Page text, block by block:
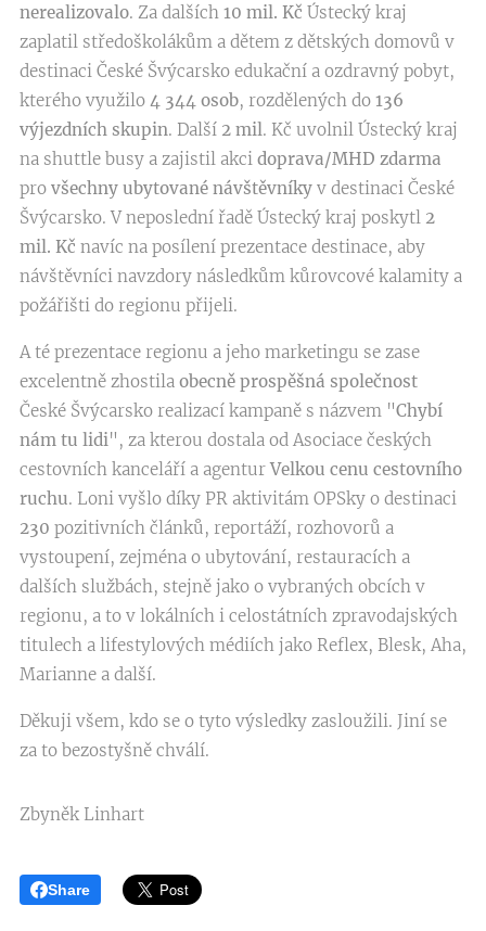
nerealizovalo. Za dalších 10 mil. Kč Ústecký kraj
zaplatil středoškolákům a dětem z dětských domovů v
destinaci České Švýcarsko edukační a ozdravný pobyt,
kterého využilo 4 344 osob, rozdělených do 136
výjezdních skupin. Další 2 mil . Kč uvolnil Ústecký kraj
na shuttle busy a zajistil akci doprava/MHD zdarma
pro všechny ubytované návštěvníky v destinaci České
Švýcarsko. V neposlední řadě Ústecký kraj poskytl 2
mil. Kč navíc na posílení prezentace destinace, aby
návštěvníci navzdory následkům kůrovcové kalamity a
požářišti do regionu přijeli.
A té prezentace regionu a jeho marketingu se zase
excelentně zhostila obecně prospěšná společnost
České Švýcarsko realizací kampaně s názvem "Chybí
nám tu lidi", za kterou dostala od Asociace českých
cestovních kanceláří a agenturVelkou cenu cestovního
ruchu. Loni vyšlo díky PR aktivitám OPSky o destinaci
230 pozitivních článků, reportáží, rozhovorů a
vystoupení, zejména o ubytování, restauracích a
dalších službách, stejně jako o vybraných obcích v
regionu, a to v lokálních i celostátních zpravodajských
titulech a lifestylových médiích jako Reflex, Blesk, Aha,
Marianne a další.
Děkuji všem, kdo se o tyto výsledky zasloužili. Jiní se
za to bezostyšně chválí.
Zbyněk Linhart
Share